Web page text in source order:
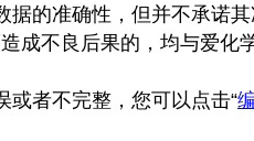
据的准确性，但并不承诺
成不良后果的，均与爱化
或者不完整，您可以点击“